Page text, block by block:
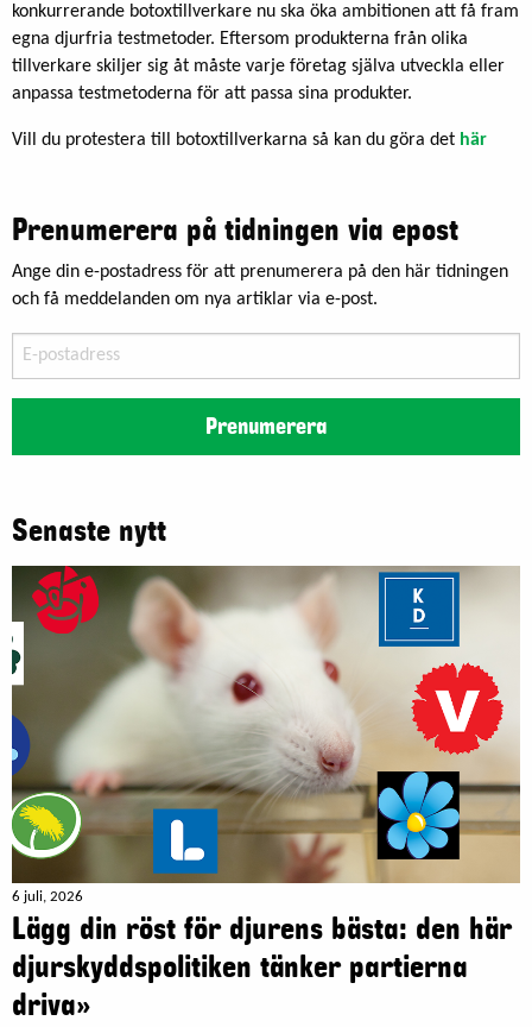
konkurrerande botoxtillverkare nu ska öka ambitionen att få fram
egna djurfria testmetoder. Eftersom produkterna från olika
tillverkare skiljer sig åt måste varje företag själva utveckla eller
anpassa testmetoderna för att passa sina produkter.
Vill du protestera till botoxtillverkarna så kan du göra det här
Prenumerera på tidningen via epost
Ange din e-postadress för att prenumerera på den här tidningen
och få meddelanden om nya artiklar via e-post.
postadress
Prenumerera
Senaste nytt
6 juli, 2026
Lägg din röst för djurens bästa: den här
djurskyddspolitiken tänker partierna
driva»